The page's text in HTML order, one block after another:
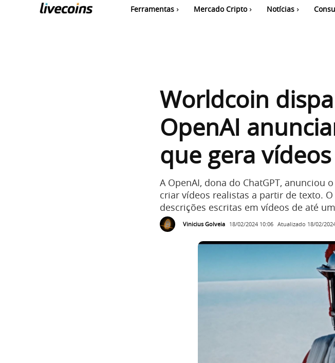
Ferramentas Mercado Cripto Notícias
Worldcoin
OpenAI
que gera vídeos
A OpenAI, dona do ChatGPT, anunciou
criar vídeos realistas a partir de texto.
descrições escritas em vídeos de até
Vinicius Golveia 18/02/2024 10:06 Atualizado 18/02/